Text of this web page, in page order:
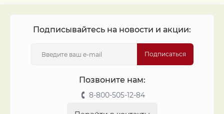
Подписывайтесь на новости и акции:
Подписаться
Позвоните нам:
8-800-505-12-84